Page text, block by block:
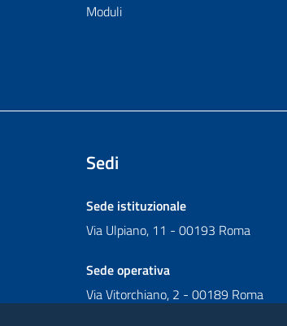
Moduli
Sedi
Sede istituzionale
Via Ulpiano, 11 - 00193 Roma
Sede operativa
Via Vitorchiano, 2 - 00189 Roma